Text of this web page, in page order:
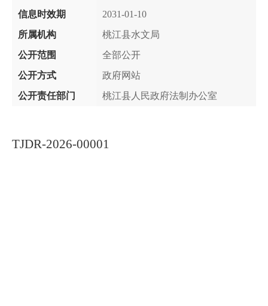
信息时效期
2031-01-10
所属机构
桃江县水文局
公开范围
全部公开
公开方式
政府网站
公开责任部门
桃江县人民政府法制办公室
TJDR-2026-00001